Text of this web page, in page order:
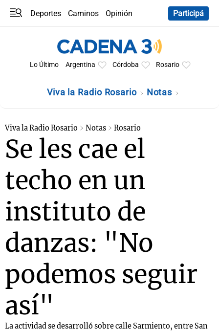
Deportes Caminos
Opinión
Participá
Lo Último Argentina Córdoba Rosario
Viva la Radio Rosario Notas
Viva la Radio Rosario Notas Rosario
Se les cae el
techo en un
instituto de
danzas: "No
podemos seguir
así"
La actividad se desarrolló sobre calle Sarmiento, entre San